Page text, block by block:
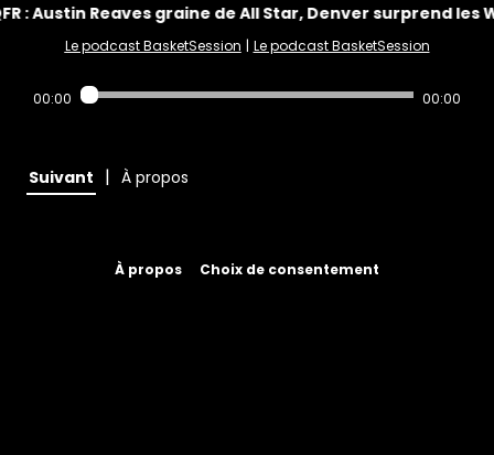
: Austin Reaves graine de All Star, Denver surprend les
Le podcast BasketSession | Le podcast BasketSession
00:00 00:00
Suivant | À propos
À propos Choix de consentement